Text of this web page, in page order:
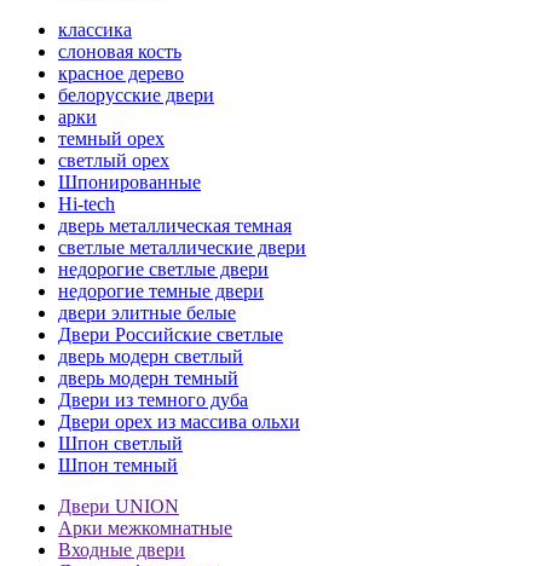
классика
слоновая кость
красное дерево
белорусские двери
арки
темный орех
светлый орех
Шпонированные
Hi-tech
дверь металлическая темная
светлые металлические двери
недорогие светлые двери
недорогие темные двери
двери элитные белые
Двери Российские светлые
дверь модерн светлый
дверь модерн темный
Двери из темного дуба
Двери орех из массива ольхи
Шпон светлый
Шпон темный
Двери UNION
Арки межкомнатные
Входные двери